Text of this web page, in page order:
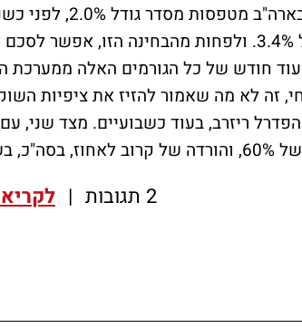
בראייה רחבה, ראינו את ציפיות האינפלציה
הבחירות, ובקצב דיי בולט לרמה הנוכחית של 3.4%. ולפחות מהבחינה
חודש של כל הגורמים האלה ממערכת
זה לא מה שאמור להזיז את ציפיות
ריזרב, בעוד כשבועיים. מצד שני, עם
2 תגובות |